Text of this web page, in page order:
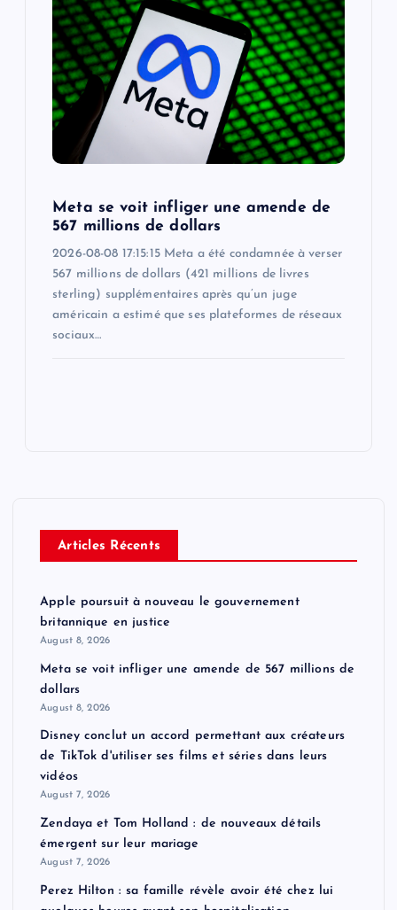
Meta se voit infliger une amende de
567 millions de dollars
2026-08-08 17:15:15 Meta a été condamnée à verser
567 millions de dollars (421 millions de livres
sterling) supplémentaires après qu’un juge
américain a estimé que ses plateformes de réseaux
sociaux…
Articles Récents
Apple poursuit à nouveau le gouvernement
britannique en justice
August 8, 2026
Meta se voit infliger une amende de 567 millions de
dollars
August 8, 2026
Disney conclut un accord permettant aux créateurs
de TikTok d'utiliser ses films et séries dans leurs
vidéos
August 7, 2026
Zendaya et Tom Holland : de nouveaux détails
émergent sur leur mariage
August 7, 2026
Perez Hilton : sa famille révèle avoir été chez lui